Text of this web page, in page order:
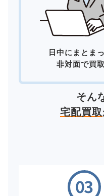
日中にまとま
非対面で買
そん
宅配買取